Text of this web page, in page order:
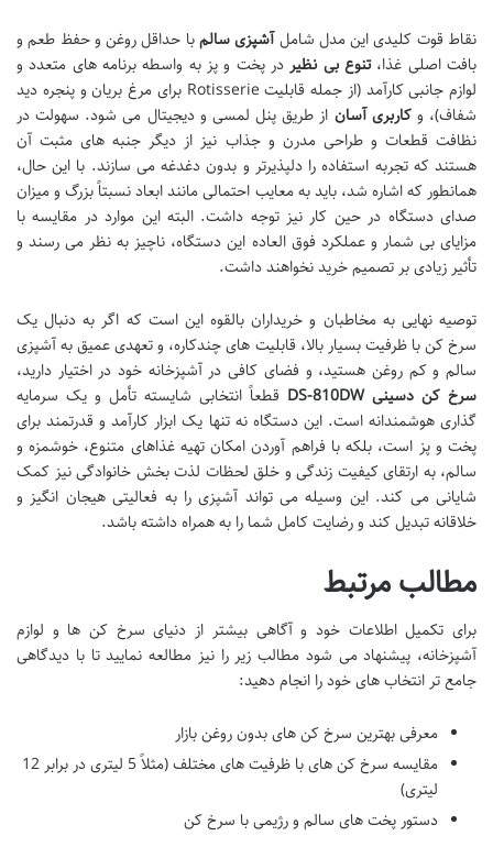
نقاط قوت کلیدی این مدل شاملآشپزی سالمبا حداقل روغن و حفظ طعم و
بافت اصلی غذا،تنوع بی نظیر در پخت و پز به واسطه برنامه های متعدد و
لوازم جانبی کارآمد (از جمله قابلیت Rotisserie برای مرغ بریان و پنجره دید
شفاف)، وکاربری آسان از طریق پنل لمسی و دیجیتال می شود. سهولت در
نظافت قطعات و طراحی مدرن و جذاب نیز از دیگر جنبه های مثبت آن
هستند که تجربه استفاده را دلپذیرتر و بدون دغدغه می سازند. با این حال،
همانطور که اشاره شد، باید به معایب احتمالی مانند ابعاد نسبتاً بزرگ و میزان
صدای دستگاه در حین کار نیز توجه داشت. البته این موارد در مقایسه با
مزایای بی شمار و عملکرد فوق العاده این دستگاه، ناچیز به نظر می رسند و
تأثیر زیادی بر تصمیم خرید نخواهند داشت.
توصیه نهایی به مخاطبان و خریداران بالقوه این است که اگر به دنبال یک
سرخ کن با ظرفیت بسیار بالا، قابلیت های چندکاره، و تعهدی عمیق به آشپزی
سالم و کم روغن هستید، و فضای کافی در آشپزخانه خود در اختیار دارید،
سرخ کن دسینی DS-810DW
قطعاً انتخابی شایسته تأمل و یک سرمایه
گذاری هوشمندانه است. این دستگاه نه تنها یک ابزار کارآمد و قدرتمند برای
پخت و پز است، بلکه با فراهم آوردن امکان تهیه غذاهای متنوع، خوشمزه و
سالم، به ارتقای کیفیت زندگی و خلق لحظات لذت بخش خانوادگی نیز کمک
شایانی می کند. این وسیله می تواند آشپزی را به فعالیتی هیجان انگیز و
خلاقانه تبدیل کند و رضایت کامل شما را به همراه داشته باشد.
مطالب مرتبط
برای تکمیل اطلاعات خود و آگاهی بیشتر از دنیای سرخ کن ها و لوازم
آشپزخانه، پیشنهاد می شود مطالب زیر را نیز مطالعه نمایید تا با دیدگاهی
جامع تر انتخاب های خود را انجام دهید:
معرفی بهترین سرخ کن های بدون روغن بازار
مقایسه سرخ کن های با ظرفیت های مختلف (مثلاً 5 لیتری در برابر 12
لیتری)
دستور پخت های سالم و رژیمی با سرخ کن